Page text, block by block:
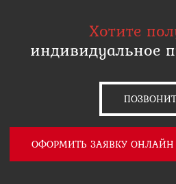
Хотите
индивидуальное
ОФОРМИТЬ ЗАЯВКУ ОНЛАЙН